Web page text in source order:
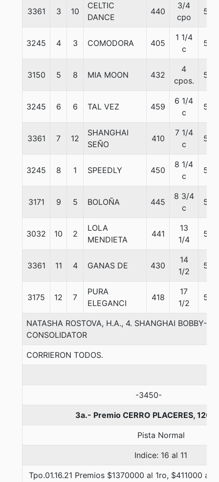
3361 3 10
CELTIC
DANCE
440
3/4
cpo
55
3245 4 3 COMODORA 405
1 1/4
c
55
3150 5 8 MIA MOON 432
4
cpos.
55
3245 6 6 TAL VEZ 459
6 1/4
c
55
3361 7 12
SHANGHAI
SEÑO
410
7 1/4
c
55
3245 8 1 SPEEDLY 450
8 1/4
c
55
3171 9 5 BOLOÑA 445
8 3/4
c
55
3032 10 2
LOLA
MENDIETA
441
13
1/4
55
3361 11 4 GANAS DE 430
14
1/2
55
3175 12 7
PURA
ELEGANCI
418
17
1/2
55
NATASHA ROSTOVA, H.A., 4. SHANGHAI BOBBY-
CONSOLIDATOR
CORRIERON TODOS.
-3450-
3a.- Premio CERRO PLACERES,
Pista Normal
Indice: 16 al 11
Tpo.01.16.21 Premios $1370000 al 1ro, $411000 al